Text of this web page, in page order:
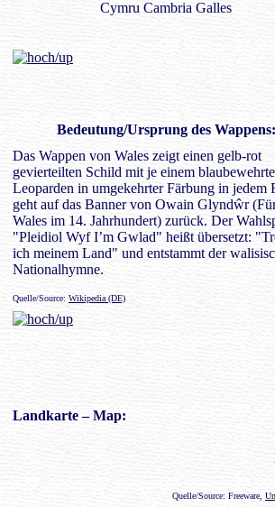
Bedeutung/Ursprung des Wappens:
Das Wappen von Wales zeigt einen gelb-rot
gevierteilten Schild mit je einem
Leoparden in umgekehrter Färbung in jedem
geht auf das Banner von Owain Glyndŵr
Wales im 14. Jahrhundert) zurück. Der
"Pleidiol Wyf I’m Gwlad" heißt übersetzt:
ich meinem Land" und entstammt der
Nationalhymne.
Quelle/Source: Wikipedia (DE)
Landkarte– Map:
Quelle/Source: Freeware,